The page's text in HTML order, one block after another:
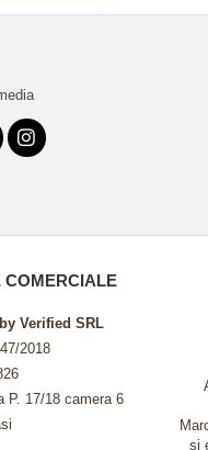
COMERCIALE
Verified SRL
2018
P. 17/18 camera 6
si